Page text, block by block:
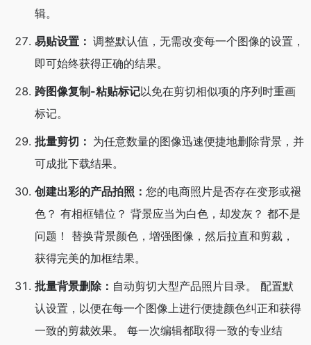
辑。
易贴设置： 调整默认值，无需改变每一个图像的设置，
即可始终获得正确的结果。
跨图像复制-粘贴标记以免在剪切相似项的序列时重画
标记。
批量剪切： 为任意数量的图像迅速便捷地删除背景，并
可成批下载结果。
创建出彩的产品拍照： 您的电商照片是否存在变形或褪
色？ 有相框错位？ 背景应当为白色，却发灰？ 都不是
问题！ 替换背景颜色，增强图像，然后拉直和剪裁，
获得完美的加框结果。
批量背景删除： 自动剪切大型产品照片目录。 配置默
认设置，以便在每一个图像上进行便捷颜色纠正和获得
一致的剪裁效果。 每一次编辑都取得一致的专业结